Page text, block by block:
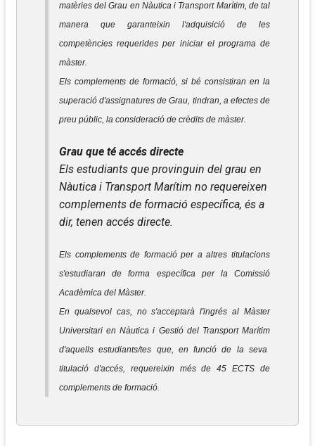
matèries del Grau en Nàutica i Transport Marítim, de tal
manera que garanteixin l'adquisició de les
competències requerides per iniciar el programa de
màster.
Els complements de formació, si bé consistiran en la
superació d'assignatures de Grau, tindran, a efectes de
preu públic, la consideració de crèdits de màster.
Grau que té accés directe
Els estudiants que provinguin del grau en
Nàutica i Transport Marítim no requereixen
complements de formació específica, és a
dir, tenen accés directe.
Els complements de formació per a altres titulacions
s'estudiaran de forma específica per la Comissió
Acadèmica del Màster.
En qualsevol cas, no s'acceptarà l'ingrés al Màster
Universitari en Nàutica i Gestió del Transport Marítim
d'aquells estudiants/tes que, en funció de la seva
titulació d'accés, requereixin més de 45 ECTS de
complements de formació.